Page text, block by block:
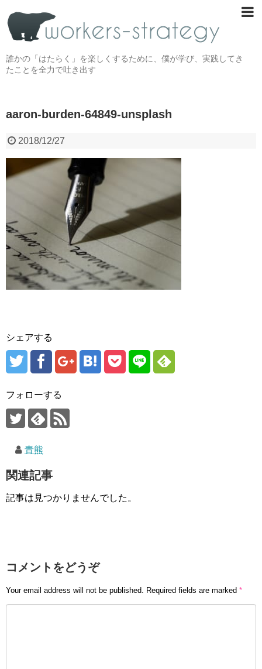
誰かの「はたらく」を楽しくするために、僕が学び、実践してき
たことを全力で吐き出す
aaron-burden-64849-unsplash
2018/12/27
シェアする
フォローする
青熊
関連記事
記事は見つかりませんでした。
コメントをどうぞ
Your email address will not be published. Required fields are marked *